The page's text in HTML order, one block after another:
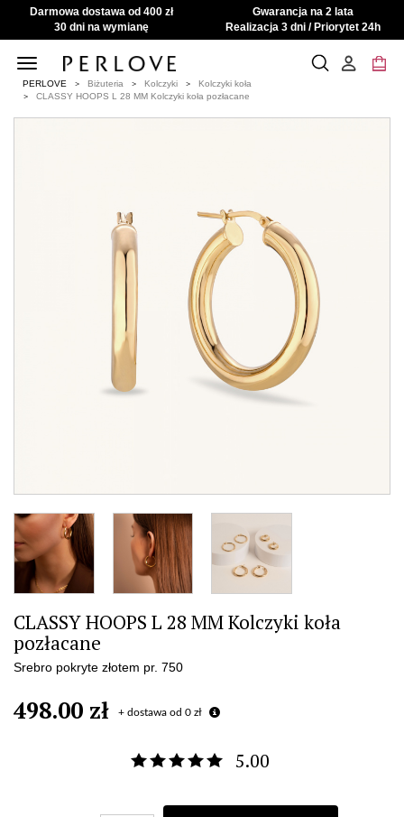
Darmowa dostawa od 400 zł
Gwarancja na 2 lata
30 dni na wymianę
Realizacja 3 dni / Priorytet 24h
Toggle
navigation
PERLOVE Biżuteria Kolczyki
Kolczyki koła
CLASSY HOOPS L 28 MM Kolczyki koła pozłacane
CLASSY HOOPS L 28 MM Kolczyki koła
pozłacane
Srebro pokryte złotem pr. 750
498.00 zł + dostawa od 0 zł
5.00